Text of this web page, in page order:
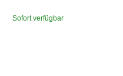
Sofort verfügbar